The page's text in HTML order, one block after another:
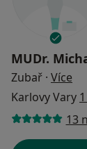
MUDr.
Zubař · Více
Karlovy Vary
13